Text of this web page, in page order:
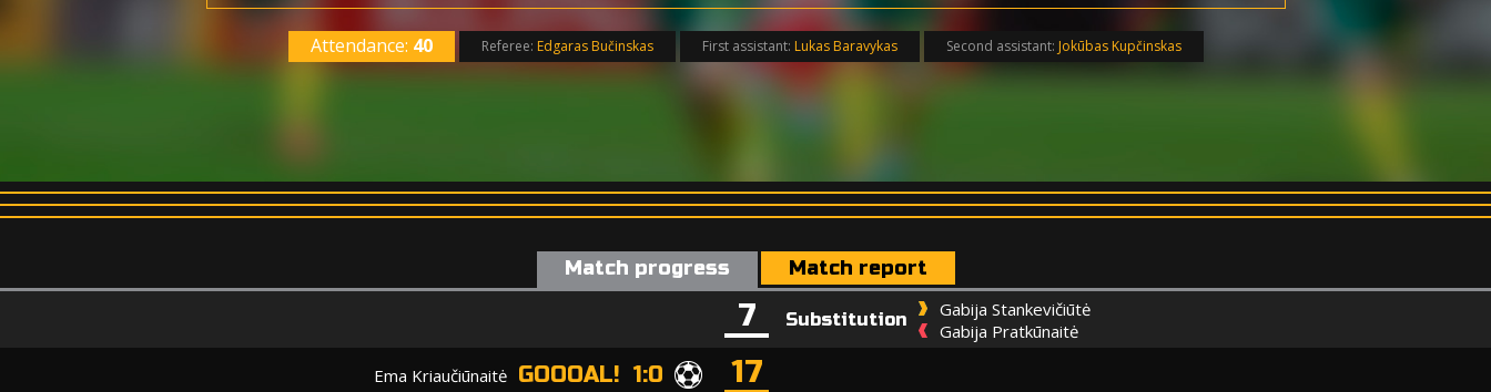
Attendance: 40 Referee: Edgaras Bučinskas First assistant: Lukas Baravykas Second assistant: Jokūbas Kupčinskas
Match progress Match report
7 Substitution
Gabija Stankevičiūtė
Gabija Pratkūnaitė
Ema Kriaučiūnaitė GOOOAL! 1:0
17